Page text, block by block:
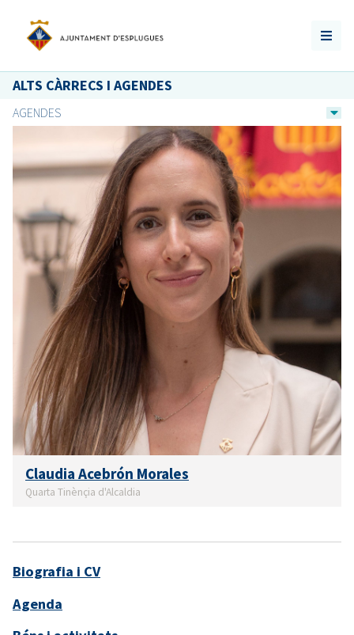
ALTS CÀRRECS I AGENDES
AGENDES
Claudia Acebrón Morales
Quarta Tinènçia d'Alcaldia
Biografia i CV
Agenda